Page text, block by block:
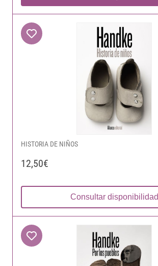
HISTORIA DE NIÑOS
12,50€
Consultar disponibilidad